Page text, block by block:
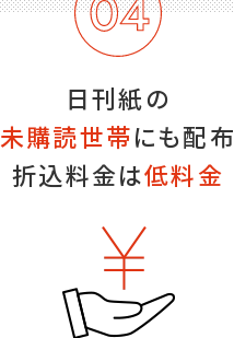
日刊紙の
未購読世帯にも配布
折込料金は低料金